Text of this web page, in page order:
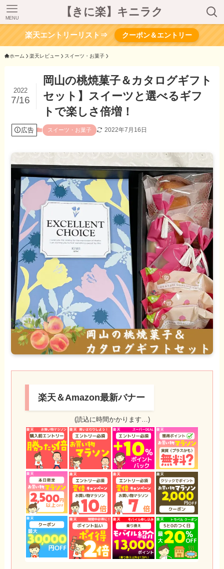
【きに楽】キニラク
MENU
楽天エントリーリスト⇒ クーポン＆エントリー
ホーム 楽天レビュー スイーツ・お菓子
岡山の桃焼菓子＆カタログギフト
セット】スイーツと選べるギフ
トで楽しさ倍増！
2022
7/16
広告 スイーツ・お菓子 2022年7月16日
楽天＆Amazon最新バナー
(読込に時間かかります…)